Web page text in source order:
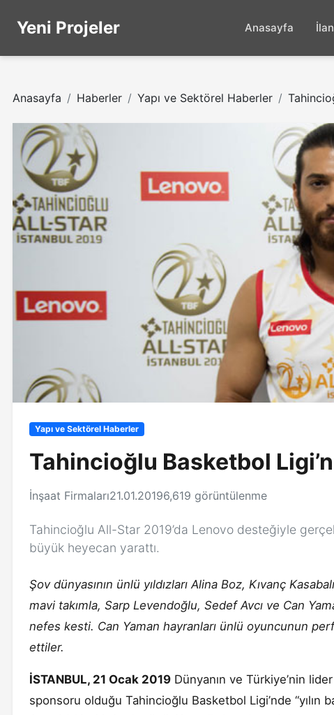
Yeni Projeler Anasayfa
Anasayfa Haberler Yapı ve Sektörel Haberler
Yapı ve Sektörel Haberler
Tahincioğlu Basketbol
İnşaat Firmaları21.01.20196,619 görüntülenme
Tahincioğlu All-Star 2019’da Lenovo desteğiyle
büyük heyecan yarattı.
Şov dünyasının ünlü yıldızları Alina Boz, Kıvanç
mavi takımla, Sarp Levendoğlu, Sedef Avcı ve Can
nefes kesti. Can Yaman hayranları ünlü oyuncunun
ettiler.
İSTANBUL, 21 Ocak 2019 Dünyanın ve Türkiye’nin
sponsoru olduğu Tahincioğlu Basketbol Ligi’nde “yılın